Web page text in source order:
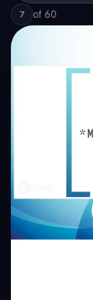
7 of 60